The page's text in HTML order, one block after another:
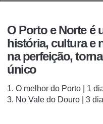
O Porto e Norte é
história, cultura e
na perfeição,
único
1. O melhor do Porto | 1
3. No Vale do Douro | 3